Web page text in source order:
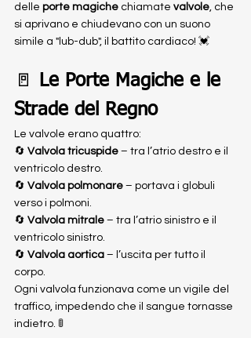
delle porte magiche chiamate valvole, che
si aprivano e chiudevano con un suono
simile a "lub-dub", il battito cardiaco! 💓
🚪
Le Porte Magiche e le
Strade del Regno
Le valvole erano quattro:
🔄 Valvola tricuspide – tra l’atrio destro e il
ventricolo destro.
🔄 Valvola polmonare – portava i globuli
verso i polmoni.
🔄 Valvola mitrale – tra l’atrio sinistro e il
ventricolo sinistro.
🔄 Valvola aortica – l’uscita per tutto il
corpo.
Ogni valvola funzionava come un vigile del
traffico, impedendo che il sangue tornasse
indietro. 🚦